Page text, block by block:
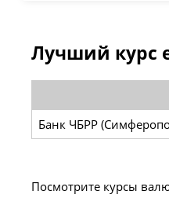
Лучший курс
Банк ЧБРР
Посмотрите курсы